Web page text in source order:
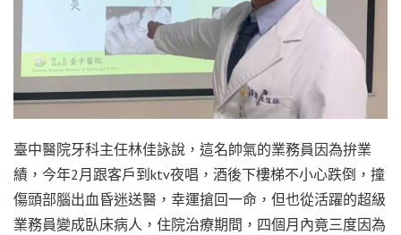
臺中醫院牙科主任林佳詠說，這名帥氣的業務員因為拚業
績，今年2月跟客戶到ktv夜唱，酒後下樓梯不小心跌倒，撞
傷頭部腦出血昏迷送醫，幸運搶回一命，但也從活躍的超級
業務員變成臥床病人，住院治療期間，四個月內竟三度因為